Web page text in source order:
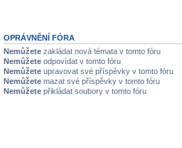
OPRÁVNĚNÍ FÓRA
Nemůžete zakládat nová témata v tomto fóru
Nemůžete odpovídat v tomto fóru
Nemůžete upravovat své příspěvky v tomto fóru
Nemůžete mazat své příspěvky v tomto fóru
Nemůžete přikládat soubory v tomto fóru